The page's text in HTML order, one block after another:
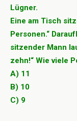
Lügner.
Eine am Tisch
Personen.“
sitzender Mann
zehn!“ Wie viele
A) 11
B) 10
C) 9